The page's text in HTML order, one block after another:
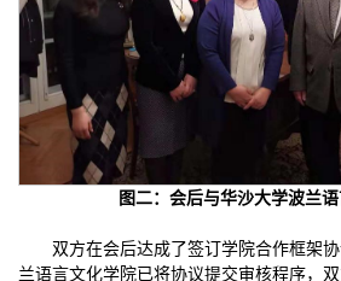
图二：会后与华沙大学波兰
双方在会后达成了签订学院合作框架
兰语言文化学院已将协议提交审核程序，